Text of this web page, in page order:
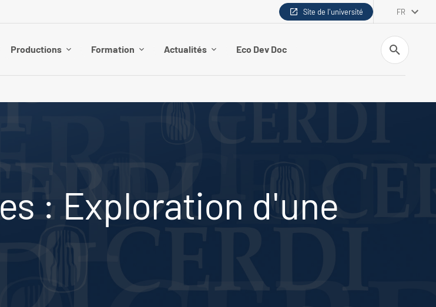
Site de l'université FR
Productions Formation Actualités Eco Dev Doc
Recherche
: Exploration d'une